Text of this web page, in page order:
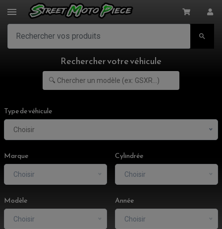

Rechercher votre véhicule
Type de véhicule
Choisir
Marque
Choisir
Cylindrée
Choisir
Modèle
Choisir
Année
Choisir